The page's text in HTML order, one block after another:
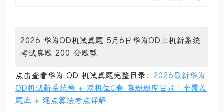
2026 华为OD机试真题 5月6日华为OD上机新系统
考试真题 200 分题型
点击查看华为 OD 机试真题完整目录： 2026最新华为
OD机试新系统卷 + 双机位C卷 真题题库目录｜全覆盖
题库 + 逐点算法考点详解